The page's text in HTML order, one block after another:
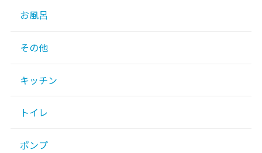
お風呂
その他
キッチン
トイレ
ポンプ